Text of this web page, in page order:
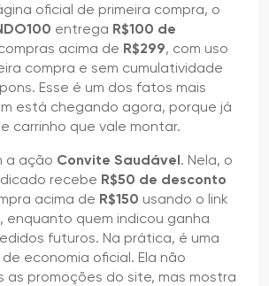
oficial de primeira compra, o
entrega R$100 de
acima de R$299, com uso
compra e sem cumulatividade
Esse é um dos fatos mais
está chegando agora, porque já
carrinho que vale montar.
a ação Convite Saudável. Nela, o
recebe R$50 de desconto
acima de R$150 usando o link
enquanto quem indicou ganha
futuros. Na prática, é uma
economia oficial. Ela não
as promoções do site, mas mostra